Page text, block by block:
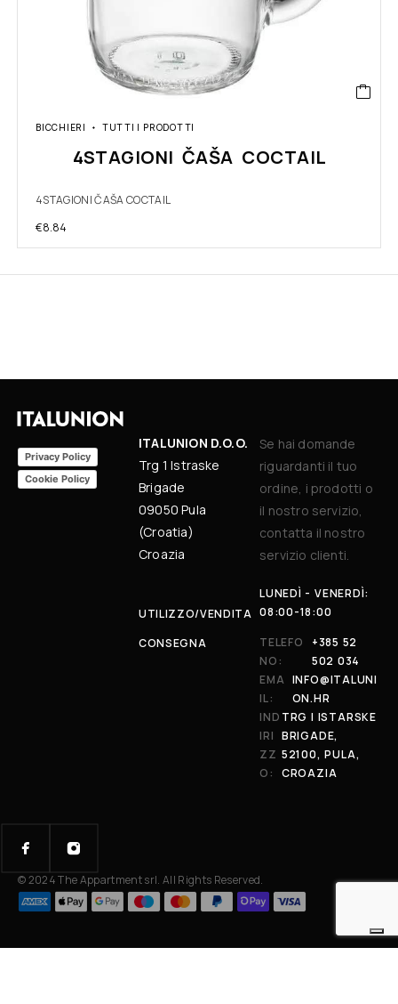
BICCHIERI TUTTI I PRODOTTI
4STAGIONI ČAŠA COCTAIL
4STAGIONI ČAŠA COCTAIL
€8.84
Privacy Policy
Cookie Policy
ITALUNION D.O.O.
Trg 1 Istraske
Brigade
09050 Pula
(Croatia)
Croazia
UTILIZZO/VENDITA
CONSEGNA
Se hai domande
riguardanti il tuo
ordine, i prodotti o
il nostro servizio,
contatta il nostro
servizio clienti.
LUNEDÌ - VENERDÌ:
08:00-18:00
TELEFO
NO:
+385 52
502 034
EMA
IL:
INFO@ITALUNI
ON.HR
IND
IRI
ZZ
O:
TRG I ISTARSKE
BRIGADE,
52100, PULA,
CROAZIA
© 2024 The Appartment srl. All Rights Reserved.